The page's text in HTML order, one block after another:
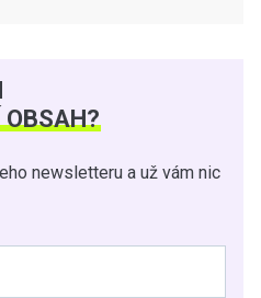
newsletteru a už vám nic